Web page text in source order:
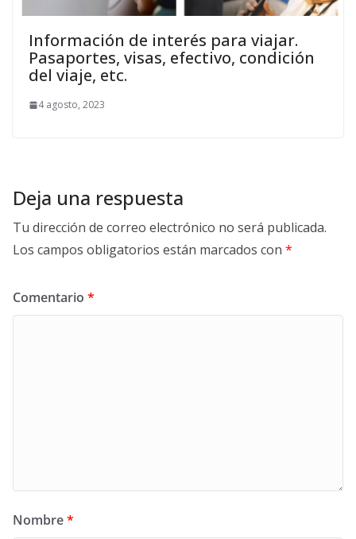
Información de interés para viajar.
Pasaportes, visas, efectivo, condición
del viaje, etc.
4 agosto, 2023
Deja una respuesta
Tu dirección de correo electrónico no será publicada.
Los campos obligatorios están marcados con *
Comentario *
Nombre*